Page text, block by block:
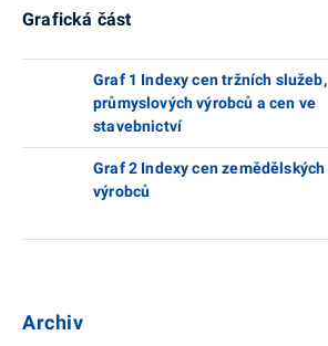
Grafická část
Graf 1 Indexy cen tržních služeb,
průmyslových výrobců a cen ve
stavebnictví
Graf 2 Indexy cen zemědělských
výrobců
Archiv